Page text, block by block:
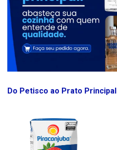
Do Petisco ao Prato Principal